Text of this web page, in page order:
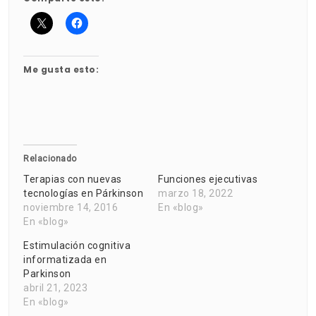
Me gusta esto:
Relacionado
Terapias con nuevas
tecnologías en Párkinson
noviembre 14, 2016
En «blog»
Funciones ejecutivas
marzo 18, 2022
En «blog»
Estimulación cognitiva
informatizada en
Parkinson
abril 21, 2023
En «blog»